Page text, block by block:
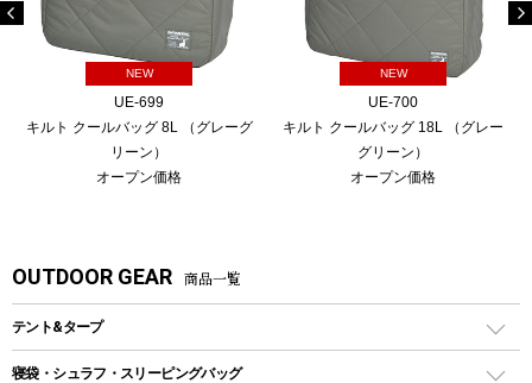
NEW
UE-699
キルト クールバッグ 8L （グレーグ
リーン）
オープン価格
NEW
UE-700
キルト クールバッグ 18L （グレー
グリーン）
オープン価格
OUTDOOR GEAR 商品一覧
テント&タープ
テント
寝袋・シュラフ・スリーピングバッグ